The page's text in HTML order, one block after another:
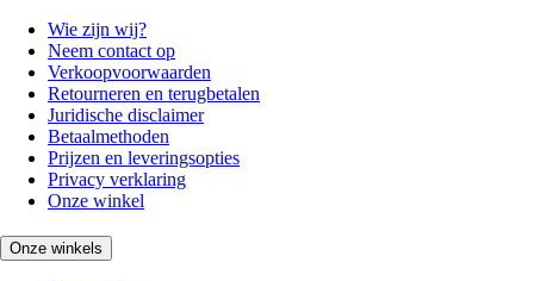
Wie zijn wij?
Neem contact op
Verkoopvoorwaarden
Retourneren en terugbetalen
Juridische disclaimer
Betaalmethoden
Prijzen en leveringsopties
Privacy verklaring
Onze winkel
Onze winkels